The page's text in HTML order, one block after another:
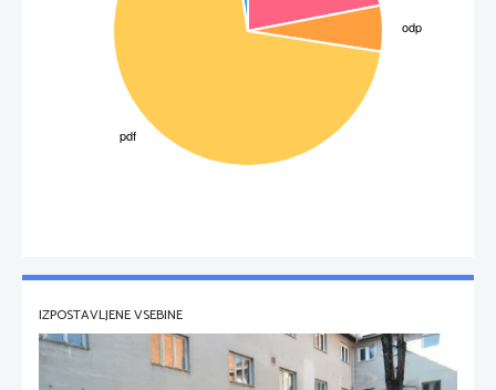
IZPOSTAVLJENE VSEBINE